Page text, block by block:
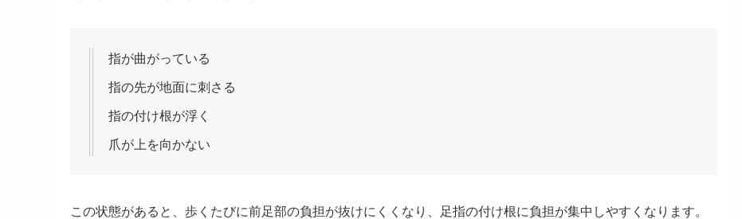
指が曲がっている
指の先が地面に刺さる
指の付け根が浮く
爪が上を向かない
この状態があると、歩くたびに前足部の負担が抜けにくくなり、足指の付け根に負担が集中しやすくなります。